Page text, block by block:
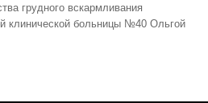
грудного вскармливания
клинической больницы №40 Ольгой